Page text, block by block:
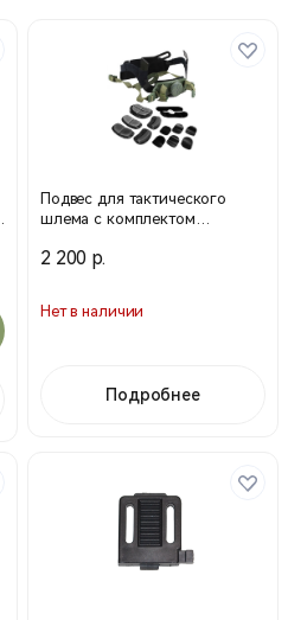
Подвес для тактического
шлема с комплектом
2 200 р.
Нет в наличии
Подробнее